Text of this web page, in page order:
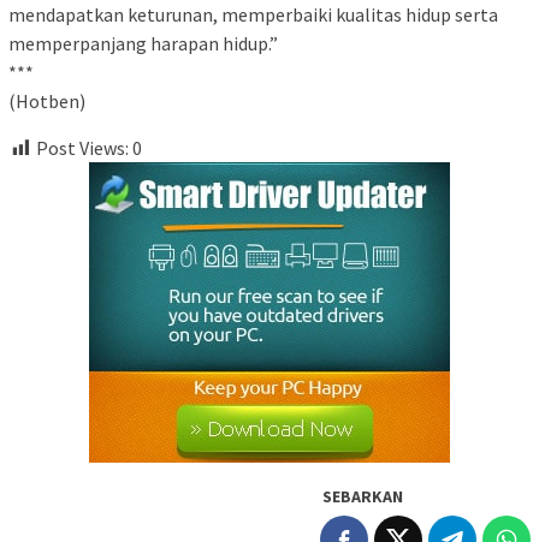
mendapatkan keturunan, memperbaiki kualitas hidup serta
memperpanjang harapan hidup.”
***
(Hotben)
Post Views: 0
SEBARKAN